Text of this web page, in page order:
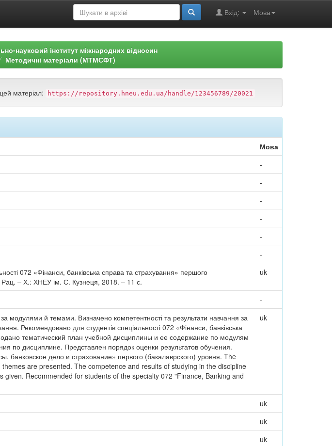
Мова
Вхід:
науковий інститут міжнародних відносин
Методичні матеріали (МТМСФТ)
матеріал: https://repository.hneu.edu.ua/handle/123456789/20021
Мова
-
-
-
-
-
-
072 «Фінанси, банківська справа та страхування» першого
Рац. – Х.: ХНЕУ ім. С. Кузнеця, 2018. – 11 с.
uk
-
модулями й темами. Визначено компетентності та результати навчання за
Рекомендовано для студентів спеціальності 072 «Фінанси, банківська
тематический план учебной дисциплины и ее содержание по модулям
по дисциплине. Представлен порядок оценки результатов обучения.
банковское дело и страхование» первого (бакалаврского) уровня. The
are presented. The competence and results of studying in the discipline
Recommended for students of the specialty 072 "Finance, Banking and
uk
uk
uk
uk